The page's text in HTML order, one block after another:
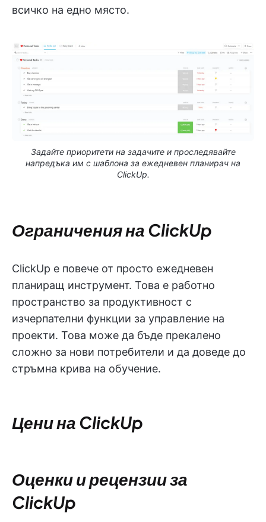
всичко на едно място.
Задайте приоритети на задачите и проследявайте
напредъка им с шаблона за ежедневен планирач на
ClickUp.
Ограничения на ClickUp
ClickUp е повече от просто ежедневен
планиращ инструмент. Това е работно
пространство за продуктивност с
изчерпателни функции за управление на
проекти. Това може да бъде прекалено
сложно за нови потребители и да доведе до
стръмна крива на обучение.
Цени на ClickUp
Оценки и рецензии за
ClickUp